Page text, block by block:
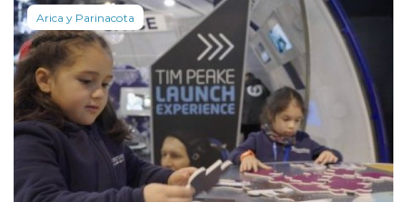
Arica y Parinacota